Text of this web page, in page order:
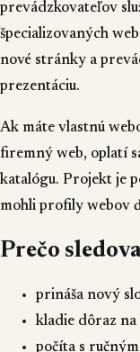
prevádzkovateľov
špecializovaných
nové stránky a
prezentáciu.
Ak máte vlastnú
firemný web, oplatí
katalógu. Projekt je
mohli profily webov
Prečo
prináša nový
kladie dôraz
počíta s